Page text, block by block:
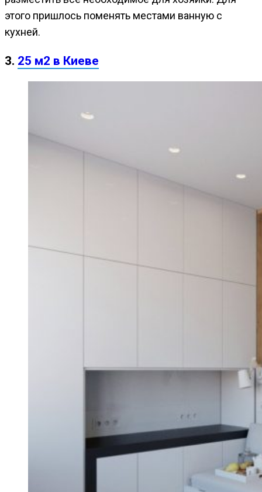
этого пришлось поменять местами ванную с
кухней.
3. 25 м2 в Киеве